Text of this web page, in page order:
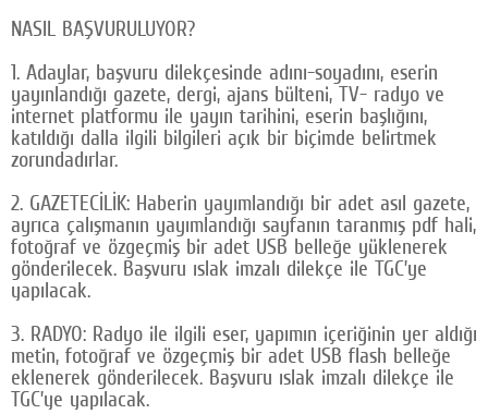
NASIL BAŞVURULUYOR?
1. Adaylar, başvuru dilekçesinde adını-soyadını, eserin
yayınlandığı gazete, dergi, ajans bülteni, TV- radyo ve
internet platformu ile yayın tarihini, eserin başlığını,
katıldığı dalla ilgili bilgileri açık bir biçimde belirtmek
zorundadırlar.
2. GAZETECİLİK: Haberin yayımlandığı bir adet asıl gazete,
ayrıca çalışmanın yayımlandığı sayfanın taranmış pdf hali,
fotoğraf ve özgeçmiş bir adet USB belleğe yüklenerek
gönderilecek. Başvuru ıslak imzalı dilekçe ile TGC’ye
yapılacak.
3. RADYO: Radyo ile ilgili eser, yapımın içeriğinin yer aldığı
metin, fotoğraf ve özgeçmiş bir adet USB flash belleğe
eklenerek gönderilecek. Başvuru ıslak imzalı dilekçe ile
TGC’ye yapılacak.